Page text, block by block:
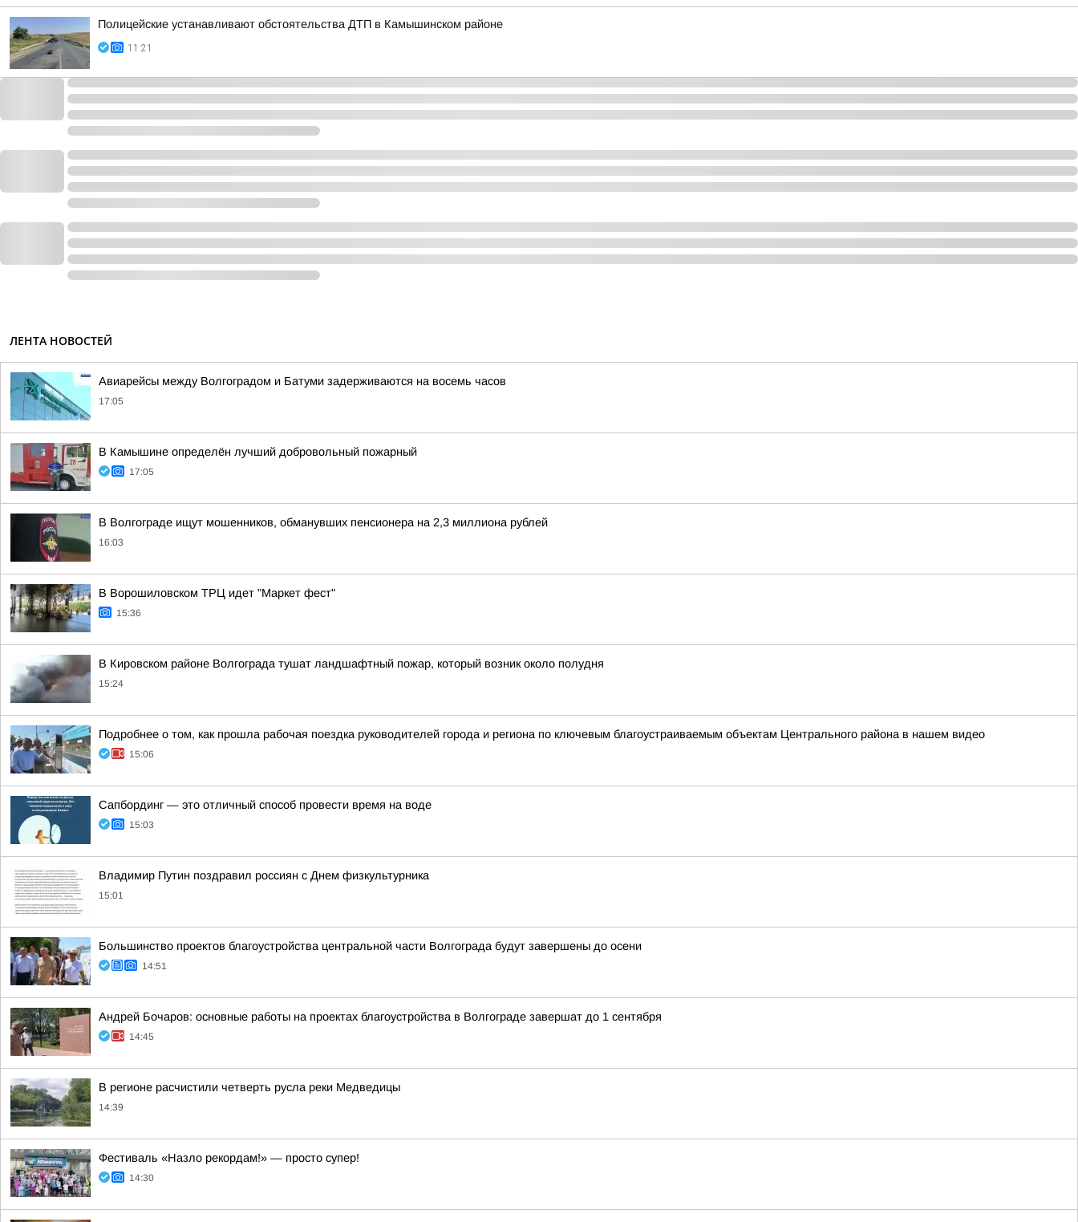
Полицейские устанавливают обстоятельства ДТП в Камышинском районе
11:21
ЛЕНТА НОВОСТЕЙ
Авиарейсы между Волгоградом и Батуми задерживаются на восемь часов
17:05
В Камышине определён лучший добровольный пожарный
17:05
В Волгограде ищут мошенников, обманувших пенсионера на 2,3 миллиона рублей
16:03
В Ворошиловском ТРЦ идет "Маркет фест"
15:36
В Кировском районе Волгограда тушат ландшафтный пожар, который возник около полудня
15:24
Подробнее о том, как прошла рабочая поездка руководителей города и региона по ключевым благоустраиваемым объектам Центрального района в нашем видео
15:06
Сапбординг — это отличный способ провести время на воде
15:03
Владимир Путин поздравил россиян с Днем физкультурника
15:01
Большинство проектов благоустройства центральной части Волгограда будут завершены до осени
14:51
Андрей Бочаров: основные работы на проектах благоустройства в Волгограде завершат до 1 сентября
14:45
В регионе расчистили четверть русла реки Медведицы
14:39
Фестиваль «Назло рекордам!» — просто супер!
14:30